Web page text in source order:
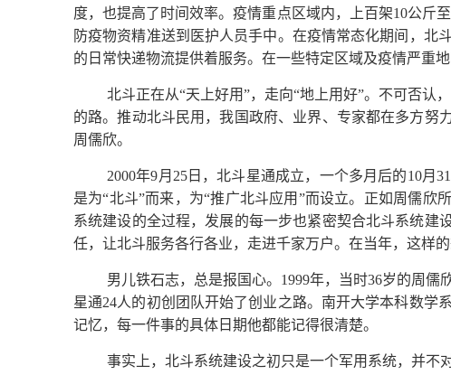
度，也提高了时间效率。疫情重点区域内，上百架10公斤
防疫物资精准送到医护人员手中。在疫情常态化期间，北
的日常快递物流提供着服务。在一些特定区域及疫情严重
北斗正在从“天上好用”，走向“地上用好”。不可否认
的路。推动北斗民用，我国政府、业界、专家都在多方努
周儒欣。
2000年9月25日，北斗星通成立，一个多月后的10月
是为“北斗”而来，为“推广北斗应用”而设立。正如周儒欣
系统建设的全过程，发展的每一步也紧密契合北斗系统建
任，让北斗服务各行各业，走进千家万户。在当年，这样的
男儿铁石志，总是报国心。1999年，当时36岁的周
星通24人的初创团队开始了创业之路。南开大学本科数学
记忆，每一件事的具体日期他都能记得很清楚。
事实上，北斗系统建设之初只是一个军用系统，并